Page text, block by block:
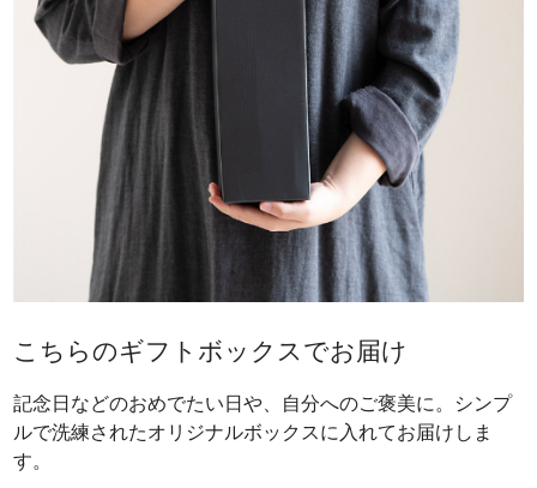
こちらのギフトボックスでお届け
記念日などのおめでたい日や、自分へのご褒美に。シンプ
ルで洗練されたオリジナルボックスに入れてお届けしま
す。